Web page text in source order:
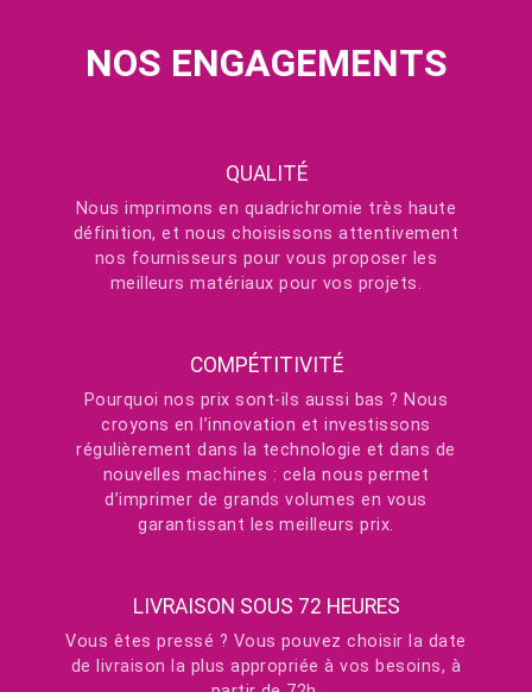
NOS ENGAGEMENTS
QUALITÉ
Nous imprimons en quadrichromie très haute
définition, et nous choisissons attentivement
nos fournisseurs pour vous proposer les
meilleurs matériaux pour vos projets.
COMPÉTITIVITÉ
Pourquoi nos prix sont-ils aussi bas ? Nous
croyons en l’innovation et investissons
régulièrement dans la technologie et dans de
nouvelles machines : cela nous permet
d’imprimer de grands volumes en vous
garantissant les meilleurs prix.
LIVRAISON SOUS 72 HEURES
Vous êtes pressé ? Vous pouvez choisir la date
de livraison la plus appropriée à vos besoins, à